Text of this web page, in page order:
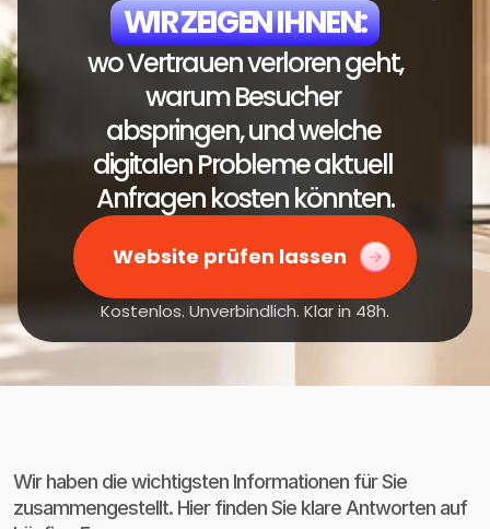
WIR ZEIGEN IHNEN:
warum Besucher
abspringen, und welche
digitalen Probleme aktuell
Anfragen kosten könnten.
Website prüfen lassen
Kostenlos. Unverbindlich. Klar in 48h.
Wir haben die wichtigsten Informationen für Sie
zusammengestellt. Hier finden Sie klare Antworten auf
Nein. Wir arbeiten mit Praxen und Beauty
Clinics im Rhein-Neckar Raum, vor allem